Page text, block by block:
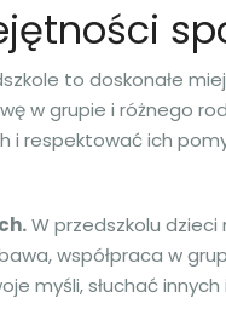
to doskonałe
w grupie i różnego
i respektować ich
W przedszkolu
współpraca w
myśli, słuchać